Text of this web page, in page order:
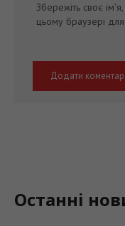
Збережіть своє
цьому браузері
Останні